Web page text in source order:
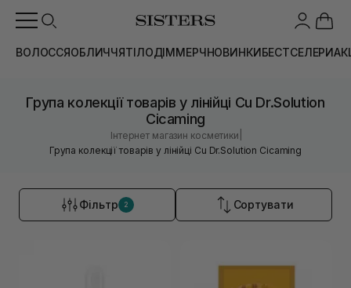
ВОЛОССЯОБЛИЧЧЯТІЛОДІММЕРЧНОВИНКИБЕСТСЕЛЕРИ
Група колекції товарів у лінійці Cu Dr.Solution
Cicaming
Інтернет магазин косметики
Група колекції товарів у лінійці Cu Dr.Solution Cicaming
Фільтр 2 Сортувати